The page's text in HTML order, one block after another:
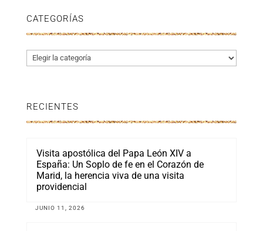
CATEGORÍAS
Categorías
RECIENTES
Visita apostólica del Papa León XIV a
España: Un Soplo de fe en el Corazón de
Marid, la herencia viva de una visita
providencial
JUNIO 11, 2026